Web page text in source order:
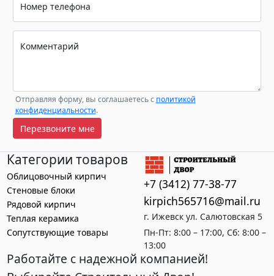
Номер телефона
Комментарий
Отправляя форму, вы соглашаетесь с политикой
конфиденциальности.
Перезвоните мне
Работайте с надежной компанией!
Категории товаров
Облицовочный кирпич
Стеновые блоки
Рядовой кирпич
Теплая керамика
Сопутствующие товары
+7 (3412) 77-38-77
kirpich565716@mail.ru
г. Ижевск ул. Салютовская 5
Пн-Пт: 8:00 – 17:00, Сб: 8:00 –
13:00